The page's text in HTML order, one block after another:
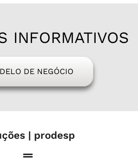
INFORMATIVOS
DE NEGÓCIO
| prodesp